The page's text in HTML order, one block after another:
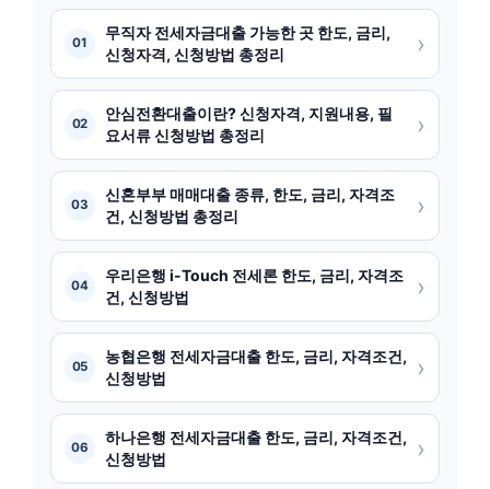
01
무직자 전세자금대출 가능한 곳 한도, 금리,
신청자격, 신청방법 총정리
›
02
안심전환대출이란? 신청자격, 지원내용, 필
요서류 신청방법 총정리
›
03
신혼부부 매매대출 종류, 한도, 금리, 자격조
건, 신청방법 총정리
›
04
우리은행 i-Touch 전세론 한도, 금리, 자격조
건, 신청방법
›
05
농협은행 전세자금대출 한도, 금리, 자격조건,
신청방법
›
06
하나은행 전세자금대출 한도, 금리, 자격조건,
신청방법
›